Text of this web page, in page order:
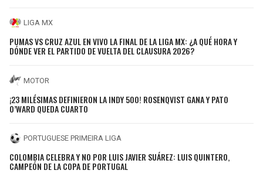
LIGA MX
PUMAS VS CRUZ AZUL EN VIVO LA FINAL DE LA LIGA MX: ¿A QUÉ HORA Y
DÓNDE VER EL PARTIDO DE VUELTA DEL CLAUSURA 2026?
MOTOR
¡23 MILÉSIMAS DEFINIERON LA INDY 500! ROSENQVIST GANA Y PATO
O’WARD QUEDA CUARTO
PORTUGUESE PRIMEIRA LIGA
COLOMBIA CELEBRA Y NO POR LUIS JAVIER SUÁREZ: LUIS QUINTERO,
CAMPEÓN DE LA COPA DE PORTUGAL